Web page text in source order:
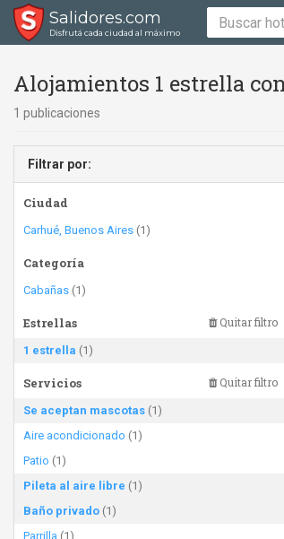
Salidores.com
Disfrutá cada ciudad al máximo
Alojamientos 1 estrella
1 publicaciones
Filtrar por:
Ciudad
Carhué, Buenos Aires (1)
Categoría
Cabañas (1)
Estrellas Quitar filtro
1 estrella (1)
Servicios Quitar filtro
Se aceptan mascotas (1)
Aire acondicionado (1)
Patio (1)
Pileta al aire libre (1)
Baño privado (1)
Parrilla (1)